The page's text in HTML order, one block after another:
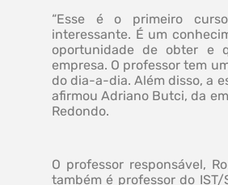
“Esse é o primeiro
interessante. É um
oportunidade de obter e
empresa. O professor tem
do dia-a-dia. Além disso, a
afirmou Adriano Butci, da
Redondo.
O professor responsável,
também é professor do